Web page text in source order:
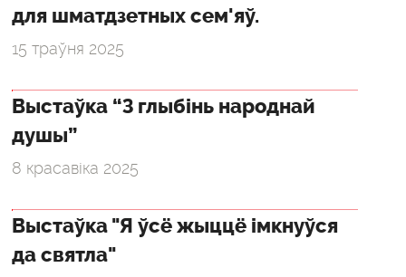
для шматдзетных сем'яў.
15 траўня 2025
Выстаўка “З глыбінь народнай
душы”
8 красавіка 2025
Выстаўка "Я ўсё жыццё імкнуўся
да святла"